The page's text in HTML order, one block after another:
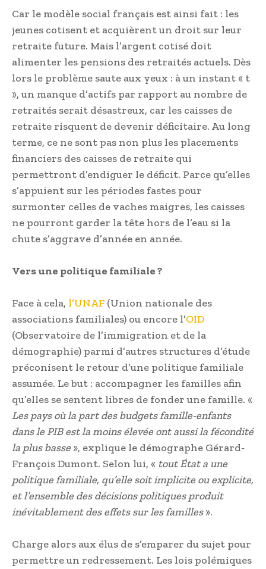
Car le modèle social français est ainsi fait : les
jeunes cotisent et acquièrent un droit sur leur
retraite future. Mais l’argent cotisé doit
alimenter les pensions des retraités actuels. Dès
lors le problème saute aux yeux : à un instant « t
», un manque d’actifs par rapport au nombre de
retraités serait désastreux, car les caisses de
retraite risquent de devenir déficitaire. Au long
terme, ce ne sont pas non plus les placements
financiers des caisses de retraite qui
permettront d’endiguer le déficit. Parce qu’elles
s’appuient sur les périodes fastes pour
surmonter celles de vaches maigres, les caisses
ne pourront garder la tête hors de l’eau si la
chute s’aggrave d’année en année.
Vers une politique familiale ?
Face à cela, l’UNAF (Union nationale des
associations familiales) ou encore l’OID
(Observatoire de l’immigration et de la
démographie) parmi d’autres structures d’étude
préconisent le retour d’une politique familiale
assumée. Le but : accompagner les familles afin
qu’elles se sentent libres de fonder une famille. «
Les pays où la part des budgets famille-enfants
dans le PIB est la moins élevée ont aussi la fécondité
la plus basse», explique le démographe Gérard-
François Dumont. Selon lui, « tout État a une
politique familiale, qu’elle soit implicite ou explicite,
et l’ensemble des décisions politiques produit
inévitablement des effets sur les familles».
Charge alors aux élus de s’emparer du sujet pour
permettre un redressement. Les lois polémiques